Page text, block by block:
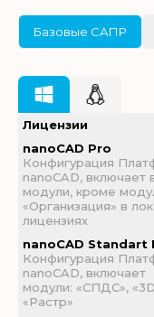
Базовые САПР
Лицензии
nanoCAD Pro
Конфигурация
nanoCAD, включает
модули, кроме
«Организация» в
лицензиях
nanoCAD Standart
Конфигурация
nanoCAD, включает
модули: «СПДС»,
«Растр»